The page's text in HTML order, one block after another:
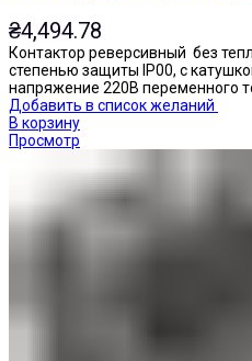
₴4,494.78
Контактор реверсивный без
степенью защиты IP00, с
напряжение 220В переменного
Добавить в список желаний
В корзину
Просмотр